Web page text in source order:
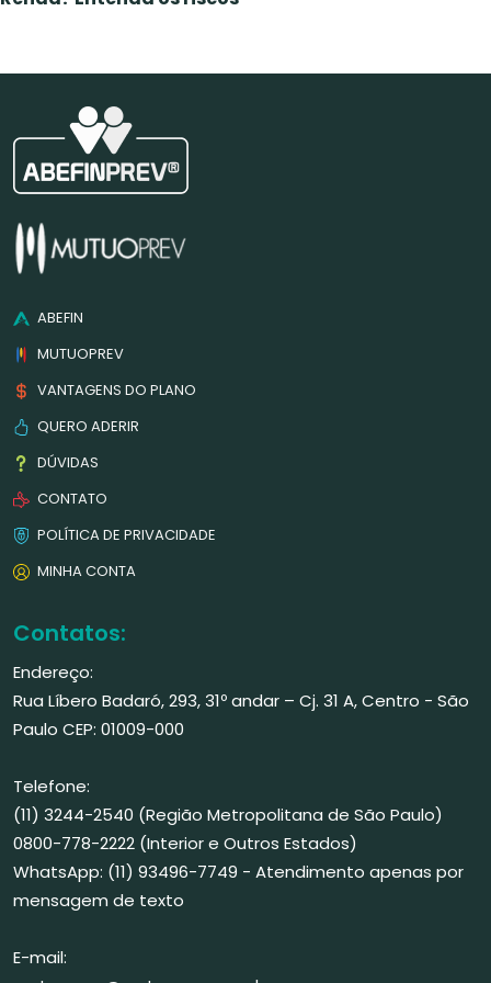
ABEFIN
MUTUOPREV
VANTAGENS DO PLANO
QUERO ADERIR
DÚVIDAS
CONTATO
POLÍTICA DE PRIVACIDADE
MINHA CONTA
Contatos:
Endereço:
Rua Líbero Badaró, 293, 31º andar – Cj. 31 A, Centro - São
Paulo CEP: 01009-000
Telefone:
(11) 3244-2540 (Região Metropolitana de São Paulo)
0800-778-2222 (Interior e Outros Estados)
WhatsApp: (11) 93496-7749 - Atendimento apenas por
mensagem de texto
E-mail: